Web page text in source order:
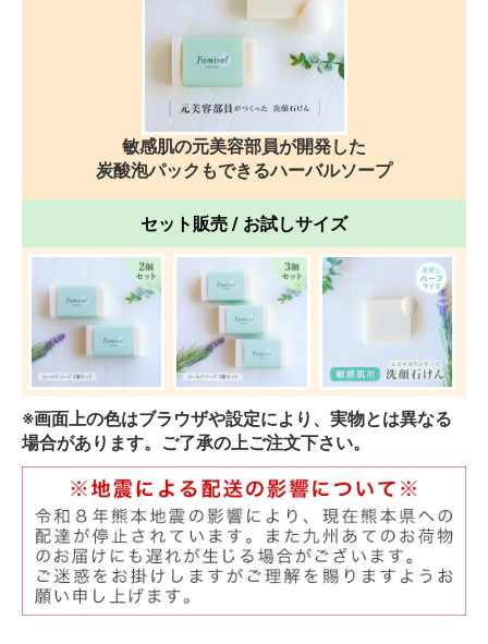
敏感肌の元美容部員が開発した
炭酸泡パックもできるハーバルソープ
セット販売 / お試しサイズ
※画面上の色はブラウザや設定により、実物とは異なる
場合があります。ご了承の上ご注文下さい。